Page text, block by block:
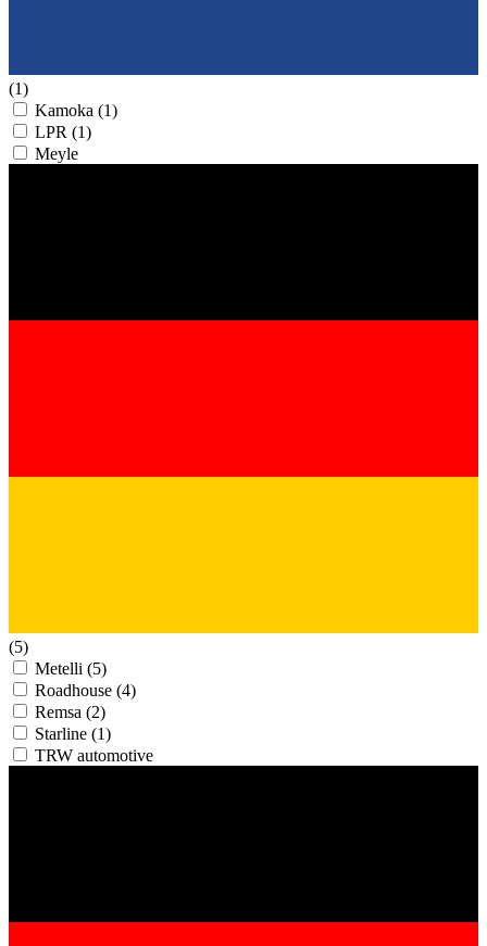
(1)
Kamoka (1)
LPR (1)
Meyle
(5)
Metelli (5)
Roadhouse (4)
Remsa (2)
Starline (1)
TRW automotive